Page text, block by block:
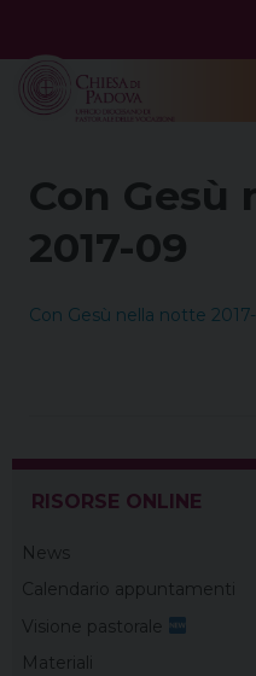
content
Con Gesù
2017-09
Con Gesù nella notte
RISORSE ONLINE
News
Calendario appuntamenti
Visione pastorale
Materiali